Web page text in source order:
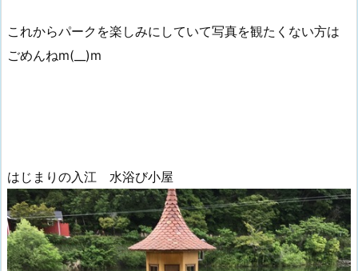
これからパークを楽しみにしていて写真を観たくない方は
ごめんねm(__)m
はじまりの入江 水浴び小屋